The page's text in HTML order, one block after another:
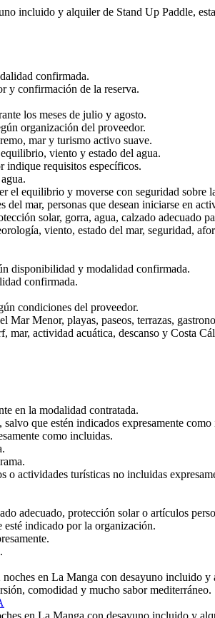
incluido y alquiler de Stand Up Paddle,
confirmada.
y confirmación de la reserva.
los meses de julio y agosto.
organización del proveedor.
mar y turismo activo suave.
viento y estado del agua.
indique requisitos específicos.
el equilibrio y moverse con seguridad sobre
mar, personas que desean iniciarse en
solar, gorra, agua, calzado adecuado
viento, estado del mar, seguridad,
disponibilidad y modalidad confirmada.
confirmada.
condiciones del proveedor.
Menor, playas, paseos, terrazas,
mar, actividad acuática, descanso y Costa
en la modalidad contratada.
que estén indicados expresamente
como incluidas.
o actividades turísticas no incluidas
adecuado, protección solar o artículos
esté indicado por la organización.
en La Manga con desayuno
comodidad y mucho sabor mediterráneo.